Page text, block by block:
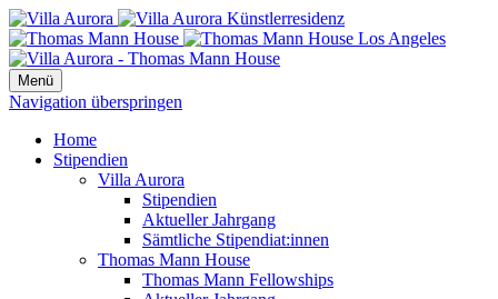
Menü
Navigation überspringen
Home
Stipendien
Villa Aurora
Stipendien
Aktueller Jahrgang
Sämtliche Stipendiat:innen
Thomas Mann House
Thomas Mann Fellowships